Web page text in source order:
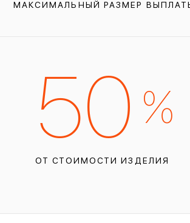
МАКСИМАЛЬНЫЙ РАЗМЕР
50 %
ОТ СТОИМОСТИ ИЗДЕЛИЯ